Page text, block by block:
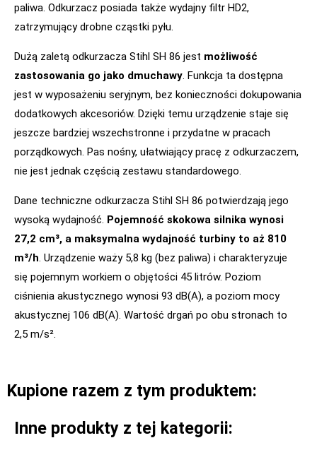
paliwa. Odkurzacz posiada także wydajny filtr HD2,
zatrzymujący drobne cząstki pyłu.
Dużą zaletą odkurzacza Stihl SH 86 jest możliwość
zastosowania go jako dmuchawy. Funkcja ta dostępna
jest w wyposażeniu seryjnym, bez konieczności dokupowania
dodatkowych akcesoriów. Dzięki temu urządzenie staje się
jeszcze bardziej wszechstronne i przydatne w pracach
porządkowych. Pas nośny, ułatwiający pracę z odkurzaczem,
nie jest jednak częścią zestawu standardowego.
Dane techniczne odkurzacza Stihl SH 86 potwierdzają jego
wysoką wydajność. Pojemność skokowa silnika wynosi
27,2 cm³, a maksymalna wydajność turbiny to aż 810
m³/h. Urządzenie waży 5,8 kg (bez paliwa) i charakteryzuje
się pojemnym workiem o objętości 45 litrów. Poziom
ciśnienia akustycznego wynosi 93 dB(A), a poziom mocy
akustycznej 106 dB(A). Wartość drgań po obu stronach to
2,5 m/s².
Kupione razem z tym produktem:
Inne produkty z tej kategorii: